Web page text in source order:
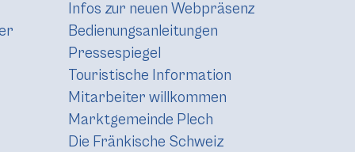
Infos zur neuen Webpräsenz
Bedienungsanleitungen
Pressespiegel
Touristische Information
Mitarbeiter willkommen
Marktgemeinde Plech
Die Fränkische Schweiz